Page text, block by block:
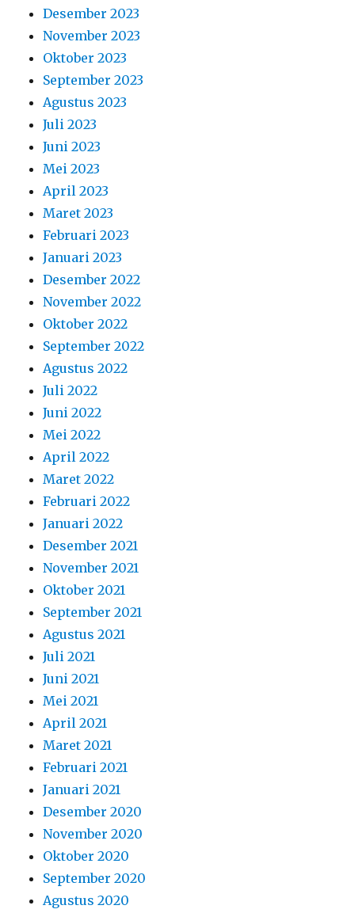
Desember 2023
November 2023
Oktober 2023
September 2023
Agustus 2023
Juli 2023
Juni 2023
Mei 2023
April 2023
Maret 2023
Februari 2023
Januari 2023
Desember 2022
November 2022
Oktober 2022
September 2022
Agustus 2022
Juli 2022
Juni 2022
Mei 2022
April 2022
Maret 2022
Februari 2022
Januari 2022
Desember 2021
November 2021
Oktober 2021
September 2021
Agustus 2021
Juli 2021
Juni 2021
Mei 2021
April 2021
Maret 2021
Februari 2021
Januari 2021
Desember 2020
November 2020
Oktober 2020
September 2020
Agustus 2020